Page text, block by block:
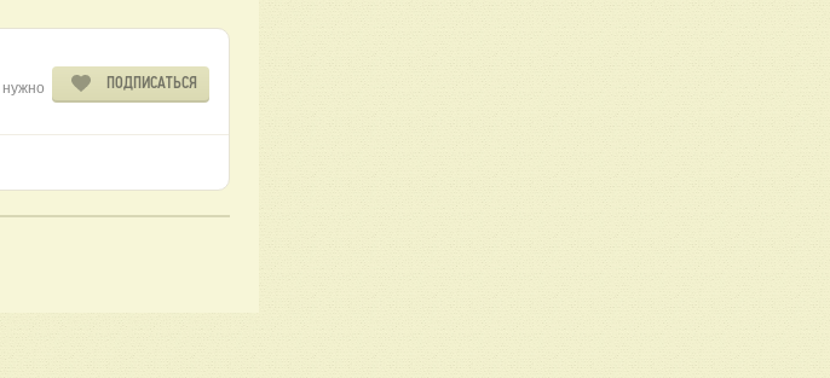
ПОДПИСАТЬСЯ